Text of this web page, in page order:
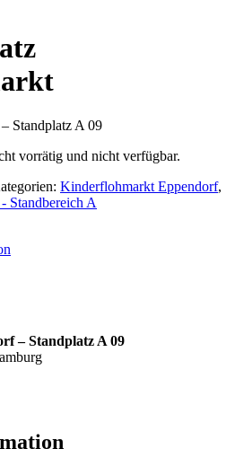
Standplatz A 09
vorrätig und nicht verfügbar.
Kinderflohmarkt Eppendorf,
Standbereich A
– Standplatz A 09